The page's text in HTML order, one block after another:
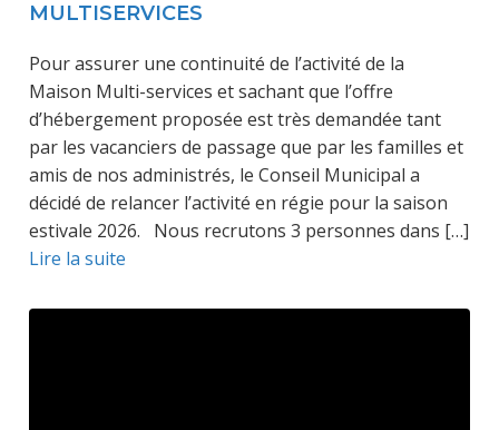
MULTISERVICES
Pour assurer une continuité de l’activité de la
Maison Multi-services et sachant que l’offre
d’hébergement proposée est très demandée tant
par les vacanciers de passage que par les familles et
amis de nos administrés, le Conseil Municipal a
décidé de relancer l’activité en régie pour la saison
estivale 2026. Nous recrutons 3 personnes dans […]
Lire la suite